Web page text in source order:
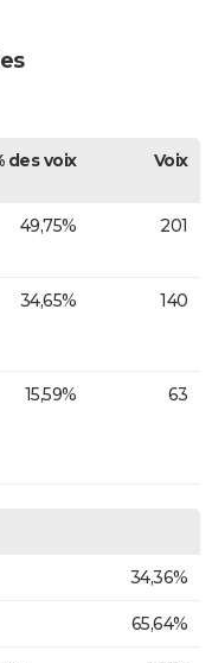
des voix Voix
49,75% 201
34,65% 140
15,59% 63
34,36%
65,64%